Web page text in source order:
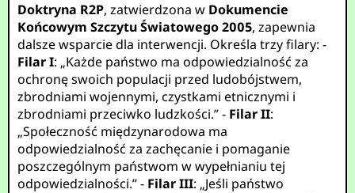
Doktryna R2P, zatwierdzona w Dokumencie
Końcowym Szczytu Światowego 2005, zapewnia
dalsze wsparcie dla interwencji. Określa trzy filary: -
Filar I: „Każde państwo ma odpowiedzialność za
ochronę swoich populacji przed ludobójstwem,
zbrodniami wojennymi, czystkami etnicznymi i
zbrodniami przeciwko ludzkości.” - Filar II:
„Społeczność międzynarodowa ma
odpowiedzialność za zachęcanie i pomaganie
poszczególnym państwom w wypełnianiu tej
odpowiedzialności.” - Filar III: „Jeśli państwo